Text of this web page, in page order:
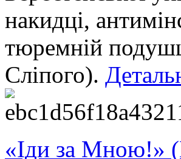
накидці,
тюремній
Сліпого).
«Іди за Мною!»